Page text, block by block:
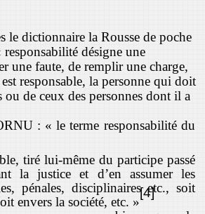
le dictionnaire la Rousse de poche
désigne une
une faute, de remplir une charge,
responsable, la personne qui doit
ou de ceux des personnes dont il a
: « le terme responsabilité du
tiré lui-même du participe passé
la justice et d’en assumer les
pénales, disciplinaires etc., soit
envers la société, etc. »
[4]